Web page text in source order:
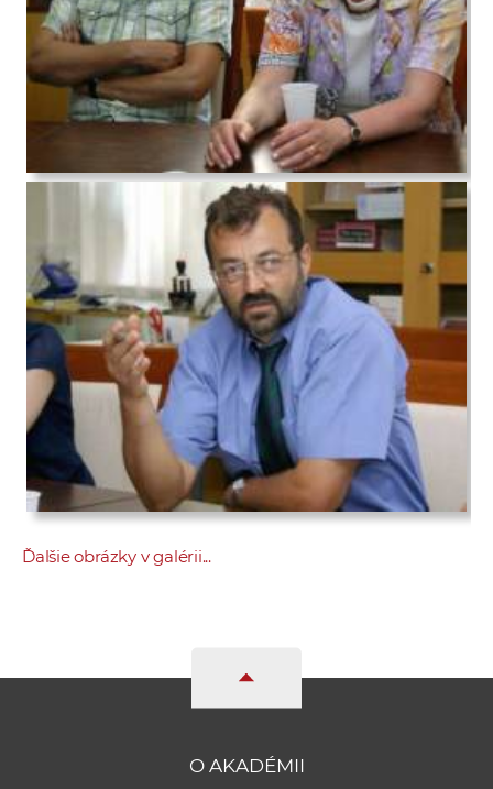
Ďalšie obrázky v galérii...
O AKADÉMII